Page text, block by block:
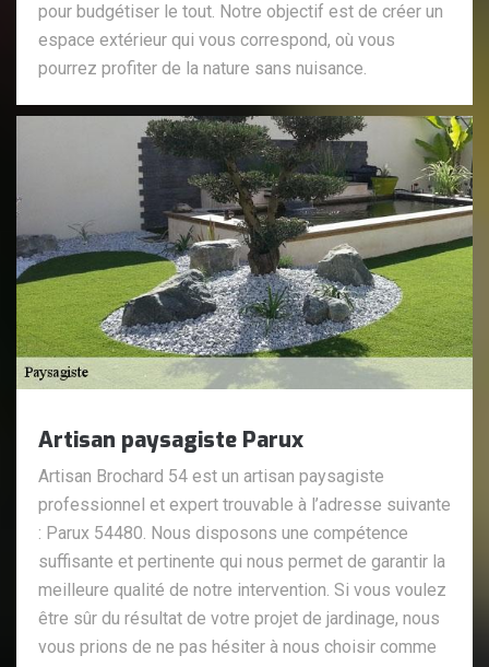
pour budgétiser le tout. Notre objectif est de créer un
espace extérieur qui vous correspond, où vous
pourrez profiter de la nature sans nuisance.
Artisan paysagiste Parux
Artisan Brochard 54 est un artisan paysagiste
professionnel et expert trouvable à l’adresse suivante
: Parux 54480. Nous disposons une compétence
suffisante et pertinente qui nous permet de garantir la
meilleure qualité de notre intervention. Si vous voulez
être sûr du résultat de votre projet de jardinage, nous
vous prions de ne pas hésiter à nous choisir comme